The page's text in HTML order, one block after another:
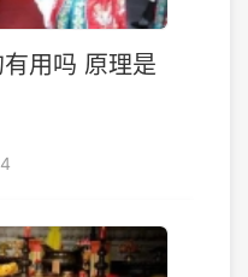
用吗 原理是